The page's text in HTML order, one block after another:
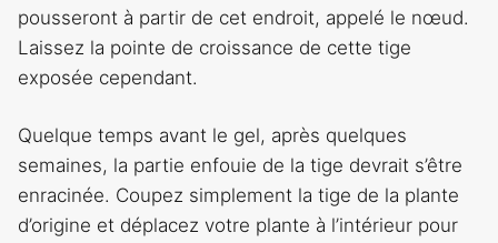
pousseront à partir de cet endroit, appelé le nœud.
Laissez la pointe de croissance de cette tige
exposée cependant.
Quelque temps avant le gel, après quelques
semaines, la partie enfouie de la tige devrait s’être
enracinée. Coupez simplement la tige de la plante
d’origine et déplacez votre plante à l’intérieur pour